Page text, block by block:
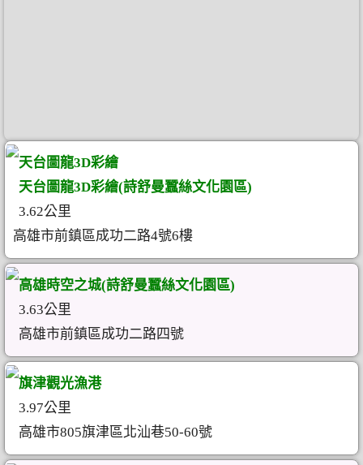
天台圖龍3D彩繪
天台圖龍3D彩繪(詩舒曼蠶絲文化園區)
3.62公里
高雄市前鎮區成功二路4號6樓
高雄時空之城(詩舒曼蠶絲文化園區)
3.63公里
高雄市前鎮區成功二路四號
旗津觀光漁港
3.97公里
高雄市805旗津區北汕巷50-60號